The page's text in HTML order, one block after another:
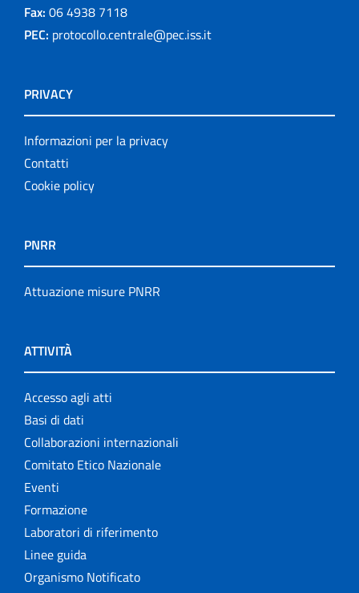
Fax: 06 4938 7118
PEC: protocollo.centrale@pec.iss.it
PRIVACY
Informazioni per la privacy
Contatti
Cookie policy
PNRR
Attuazione misure PNRR
ATTIVITÀ
Accesso agli atti
Basi di dati
Collaborazioni internazionali
Comitato Etico Nazionale
Eventi
Formazione
Laboratori di riferimento
Linee guida
Organismo Notificato